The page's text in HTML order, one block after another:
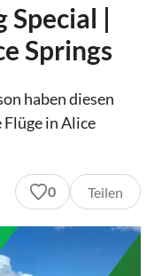
Special |
Springs
haben diesen
in Alice
0 Teilen